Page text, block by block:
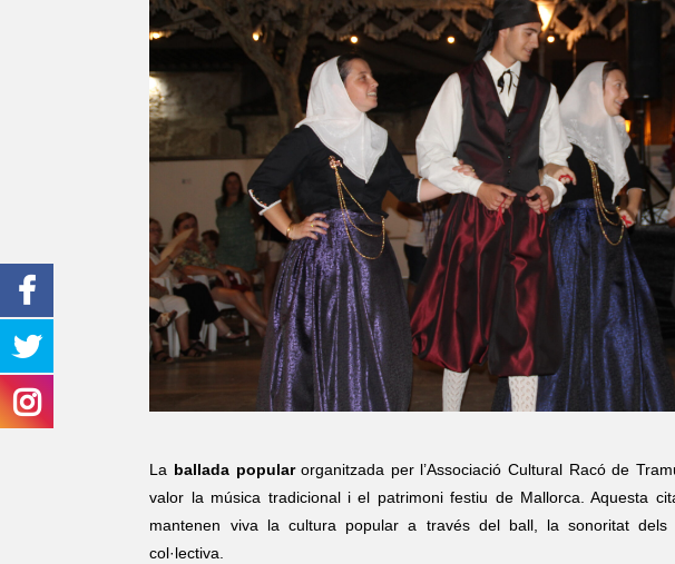
La ballada popularorganitzada per l’Associació Cultural Racó de
valor la música tradicional i el patrimoni festiu de Mallorca. Aquesta
mantenen viva la cultura popular a través del ball, la sonoritat dels
col·lectiva.